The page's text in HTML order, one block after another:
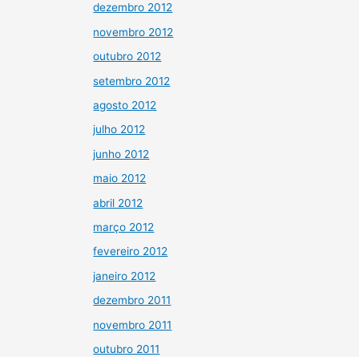
dezembro 2012
novembro 2012
outubro 2012
setembro 2012
agosto 2012
julho 2012
junho 2012
maio 2012
abril 2012
março 2012
fevereiro 2012
janeiro 2012
dezembro 2011
novembro 2011
outubro 2011